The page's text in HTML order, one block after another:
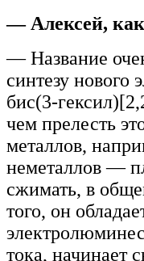
— Алексей,
— Название
синтезу нового
бис(3-
чем прелесть
металлов,
неметаллов —
сжимать, в
того, он
тока, начинает